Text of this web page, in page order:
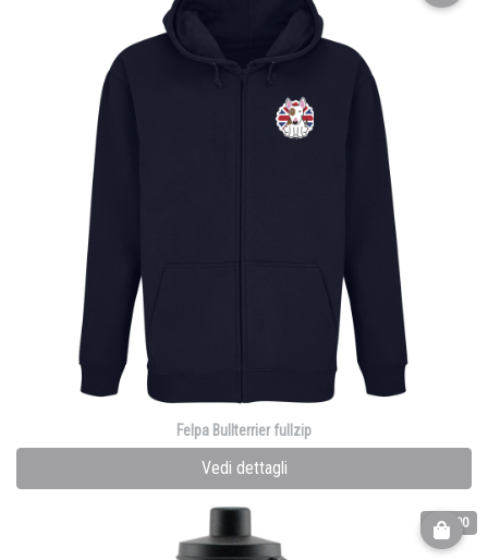
Felpa Bullterrier fullzip
Vedi dettagli
€ 23.00